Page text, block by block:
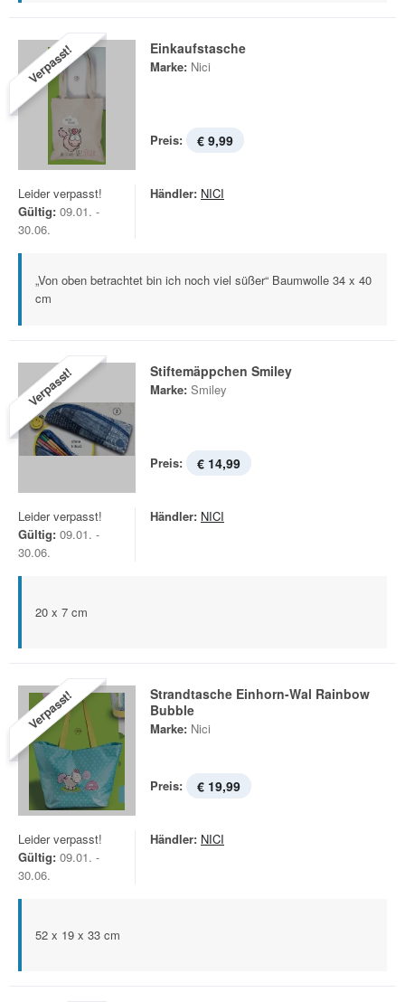
Verpasst! Einkaufstasche
Marke: Nici
Preis: € 9,99
Leider verpasst!
Gültig: 09.01. -
30.06.
Händler: NICI
„Von oben betrachtet bin ich noch viel süßer“ Baumwolle 34 x 40
cm
Verpasst! Stiftemäppchen Smiley
Marke: Smiley
Preis: € 14,99
Leider verpasst!
Gültig: 09.01. -
30.06.
Händler: NICI
20 x 7 cm
Verpasst!
Strandtasche Einhorn-Wal Rainbow
Bubble
Marke: Nici
Preis: € 19,99
Leider verpasst!
Gültig: 09.01. -
30.06.
Händler: NICI
52 x 19 x 33 cm